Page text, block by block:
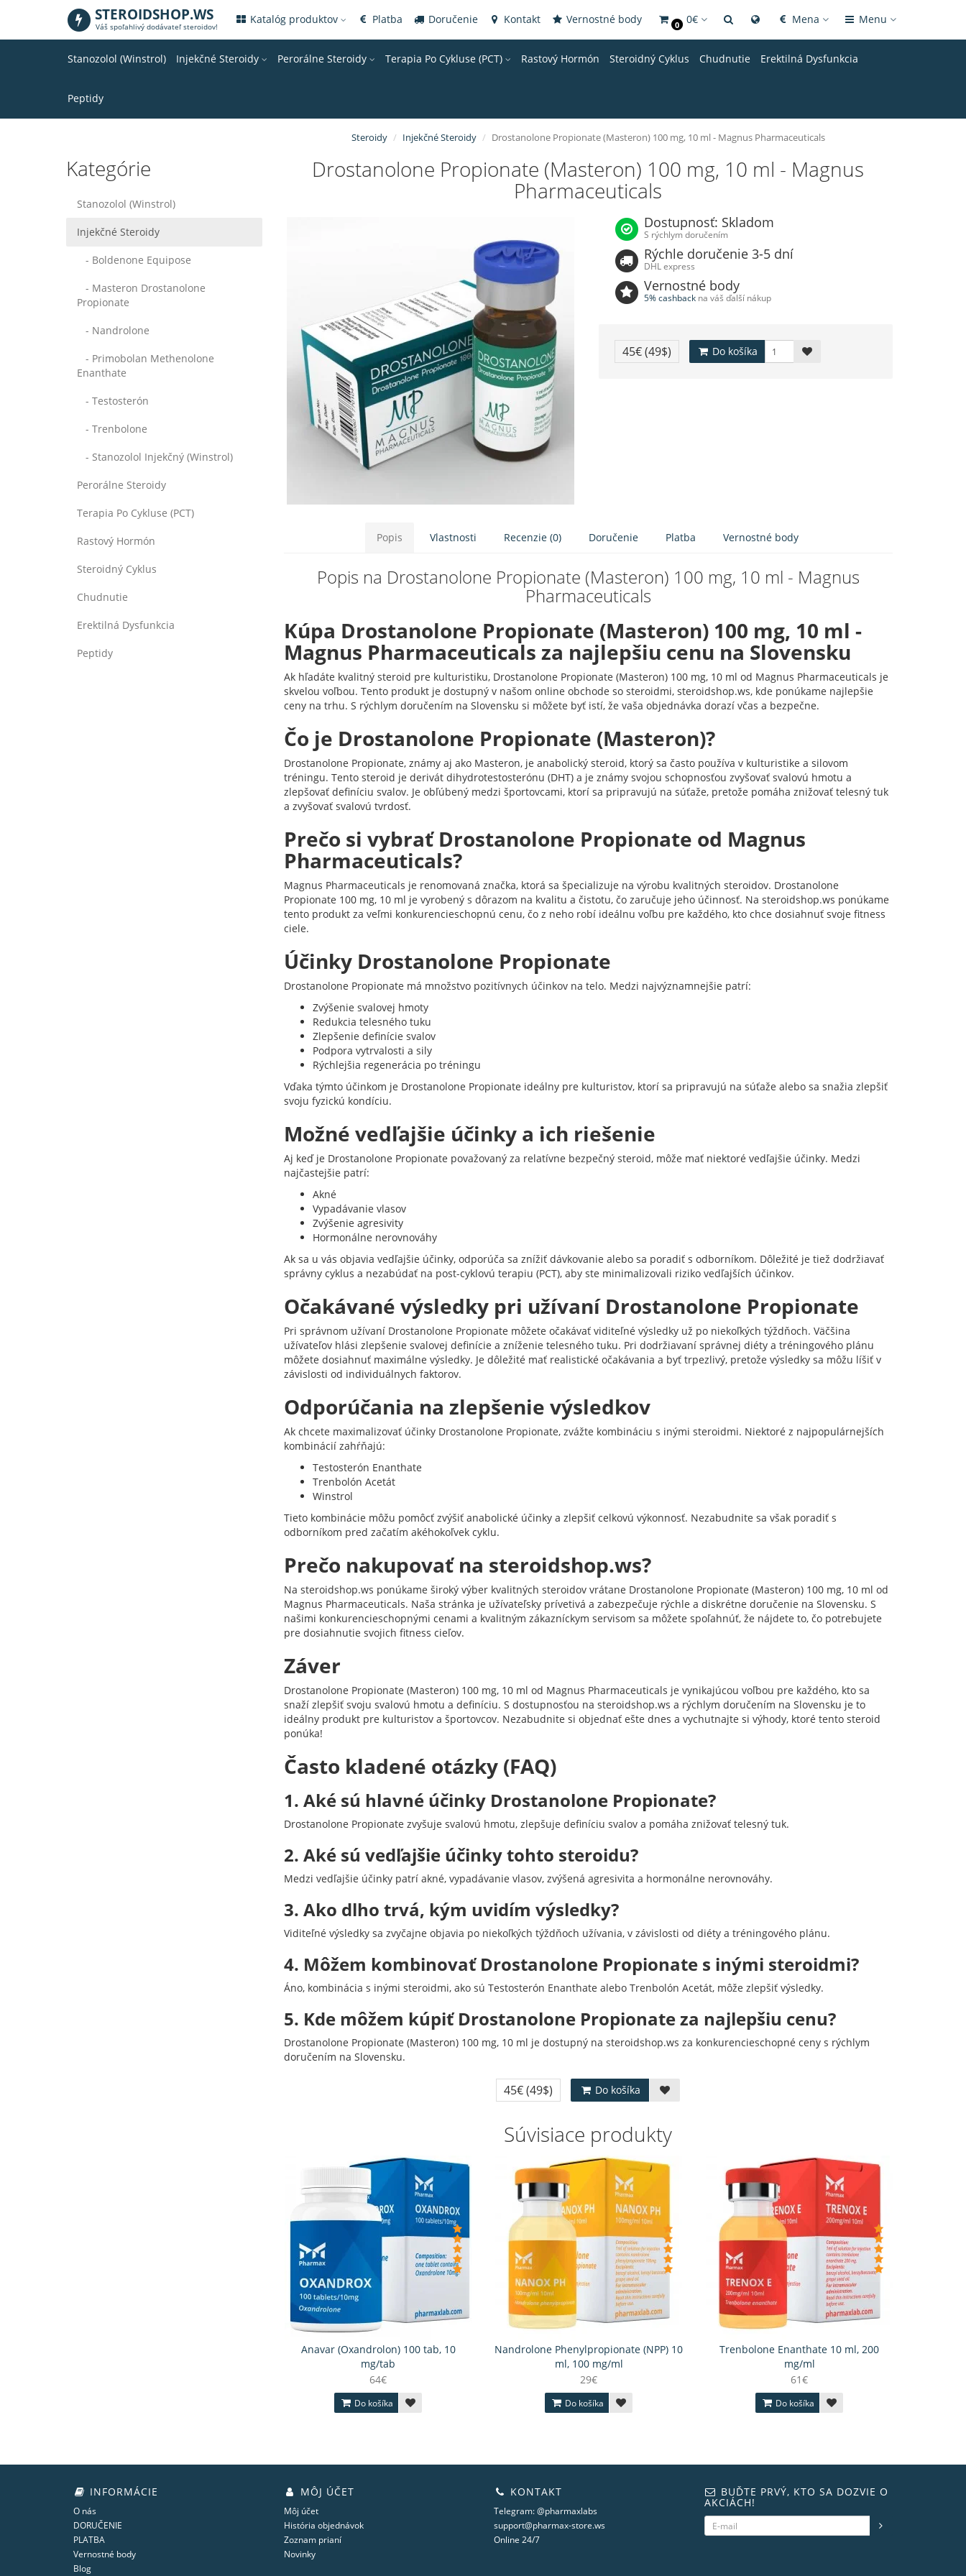
STEROIDSHOP.WS
Váš spoľahlivý dodávateľ steroidov!
Katalóg produktov Platba Doručenie Kontakt Vernostné body 0 0€ Mena Menu
Stanozolol (Winstrol) Injekčné Steroidy Perorálne Steroidy Terapia Po Cykluse (PCT) Rastový Hormón Steroidný Cyklus Chudnutie Erektilná Dysfunkcia
Peptidy
Kategórie
Stanozolol (Winstrol)
Injekčné Steroidy
- Boldenone Equipose
- Masteron Drostanolone
Propionate
- Nandrolone
- Primobolan Methenolone
Enanthate
- Testosterón
- Trenbolone
- Stanozolol Injekčný (Winstrol)
Perorálne Steroidy
Terapia Po Cykluse (PCT)
Rastový Hormón
Steroidný Cyklus
Chudnutie
Erektilná Dysfunkcia
Peptidy
Steroidy Injekčné Steroidy Drostanolone Propionate (Masteron) 100 mg, 10 ml - Magnus Pharmaceuticals
Drostanolone Propionate (Masteron) 100 mg, 10 ml - Magnus
Pharmaceuticals
Dostupnosť: Skladom
S rýchlym doručením
Rýchle doručenie 3-5 dní
DHL express
Vernostné body
5% cashbackna váš ďalší nákup
45€(49$) Do košíka
Popis Vlastnosti Recenzie (0) Doručenie Platba Vernostné body
Popis na Drostanolone Propionate (Masteron) 100 mg, 10 ml - Magnus
Pharmaceuticals
Kúpa Drostanolone Propionate (Masteron) 100 mg, 10 ml -
Magnus Pharmaceuticals za najlepšiu cenu na Slovensku
Ak hľadáte kvalitný steroid pre kulturistiku, Drostanolone Propionate (Masteron) 100 mg, 10 ml od Magnus Pharmaceuticals je
skvelou voľbou. Tento produkt je dostupný v našom online obchode so steroidmi, steroidshop.ws, kde ponúkame najlepšie
ceny na trhu. S rýchlym doručením na Slovensku si môžete byť istí, že vaša objednávka dorazí včas a bezpečne.
Čo je Drostanolone Propionate (Masteron)?
Drostanolone Propionate, známy aj ako Masteron, je anabolický steroid, ktorý sa často používa v kulturistike a silovom
tréningu. Tento steroid je derivát dihydrotestosterónu (DHT) a je známy svojou schopnosťou zvyšovať svalovú hmotu a
zlepšovať definíciu svalov. Je obľúbený medzi športovcami, ktorí sa pripravujú na súťaže, pretože pomáha znižovať telesný tuk
a zvyšovať svalovú tvrdosť.
Prečo si vybrať Drostanolone Propionate od Magnus
Pharmaceuticals?
Magnus Pharmaceuticals je renomovaná značka, ktorá sa špecializuje na výrobu kvalitných steroidov. Drostanolone
Propionate 100 mg, 10 ml je vyrobený s dôrazom na kvalitu a čistotu, čo zaručuje jeho účinnosť. Na steroidshop.ws ponúkame
tento produkt za veľmi konkurencieschopnú cenu, čo z neho robí ideálnu voľbu pre každého, kto chce dosiahnuť svoje fitness
ciele.
Účinky Drostanolone Propionate
Drostanolone Propionate má množstvo pozitívnych účinkov na telo. Medzi najvýznamnejšie patrí:
Zvýšenie svalovej hmoty
Redukcia telesného tuku
Zlepšenie definície svalov
Podpora vytrvalosti a sily
Rýchlejšia regenerácia po tréningu
Vďaka týmto účinkom je Drostanolone Propionate ideálny pre kulturistov, ktorí sa pripravujú na súťaže alebo sa snažia zlepšiť
svoju fyzickú kondíciu.
Možné vedľajšie účinky a ich riešenie
Aj keď je Drostanolone Propionate považovaný za relatívne bezpečný steroid, môže mať niektoré vedľajšie účinky. Medzi
najčastejšie patrí:
Akné
Vypadávanie vlasov
Zvýšenie agresivity
Hormonálne nerovnováhy
Ak sa u vás objavia vedľajšie účinky, odporúča sa znížiť dávkovanie alebo sa poradiť s odborníkom. Dôležité je tiež dodržiavať
správny cyklus a nezabúdať na post-cyklovú terapiu (PCT), aby ste minimalizovali riziko vedľajších účinkov.
Očakávané výsledky pri užívaní Drostanolone Propionate
Pri správnom užívaní Drostanolone Propionate môžete očakávať viditeľné výsledky už po niekoľkých týždňoch. Väčšina
užívateľov hlási zlepšenie svalovej definície a zníženie telesného tuku. Pri dodržiavaní správnej diéty a tréningového plánu
môžete dosiahnuť maximálne výsledky. Je dôležité mať realistické očakávania a byť trpezlivý, pretože výsledky sa môžu líšiť v
závislosti od individuálnych faktorov.
Odporúčania na zlepšenie výsledkov
Ak chcete maximalizovať účinky Drostanolone Propionate, zvážte kombináciu s inými steroidmi. Niektoré z najpopulárnejších
kombinácií zahŕňajú:
Testosterón Enanthate
Trenbolón Acetát
Winstrol
Tieto kombinácie môžu pomôcť zvýšiť anabolické účinky a zlepšiť celkovú výkonnosť. Nezabudnite sa však poradiť s
odborníkom pred začatím akéhokoľvek cyklu.
Prečo nakupovať na steroidshop.ws?
Na steroidshop.ws ponúkame široký výber kvalitných steroidov vrátane Drostanolone Propionate (Masteron) 100 mg, 10 ml od
Magnus Pharmaceuticals. Naša stránka je užívateľsky prívetivá a zabezpečuje rýchle a diskrétne doručenie na Slovensku. S
našimi konkurencieschopnými cenami a kvalitným zákazníckym servisom sa môžete spoľahnúť, že nájdete to, čo potrebujete
pre dosiahnutie svojich fitness cieľov.
Záver
Drostanolone Propionate (Masteron) 100 mg, 10 ml od Magnus Pharmaceuticals je vynikajúcou voľbou pre každého, kto sa
snaží zlepšiť svoju svalovú hmotu a definíciu. S dostupnosťou na steroidshop.ws a rýchlym doručením na Slovensku je to
ideálny produkt pre kulturistov a športovcov. Nezabudnite si objednať ešte dnes a vychutnajte si výhody, ktoré tento steroid
ponúka!
Často kladené otázky (FAQ)
1. Aké sú hlavné účinky Drostanolone Propionate?
Drostanolone Propionate zvyšuje svalovú hmotu, zlepšuje definíciu svalov a pomáha znižovať telesný tuk.
2. Aké sú vedľajšie účinky tohto steroidu?
Medzi vedľajšie účinky patrí akné, vypadávanie vlasov, zvýšená agresivita a hormonálne nerovnováhy.
3. Ako dlho trvá, kým uvidím výsledky?
Viditeľné výsledky sa zvyčajne objavia po niekoľkých týždňoch užívania, v závislosti od diéty a tréningového plánu.
4. Môžem kombinovať Drostanolone Propionate s inými steroidmi?
Áno, kombinácia s inými steroidmi, ako sú Testosterón Enanthate alebo Trenbolón Acetát, môže zlepšiť výsledky.
5. Kde môžem kúpiť Drostanolone Propionate za najlepšiu cenu?
Drostanolone Propionate (Masteron) 100 mg, 10 ml je dostupný na steroidshop.ws za konkurencieschopné ceny s rýchlym
doručením na Slovensku.
45€(49$) Do košíka
Súvisiace produkty
Anavar (Oxandrolon) 100 tab, 10
mg/tab
64€
Do košíka
Nandrolone Phenylpropionate (NPP) 10
ml, 100 mg/ml
29€
Do košíka
Trenbolone Enanthate 10 ml, 200
mg/ml
61€
Do košíka
INFORMÁCIE
O nás
DORUČENIE
PLATBA
Vernostné body
Blog
MÔJ ÚČET
Môj účet
História objednávok
Zoznam prianí
Novinky
KONTAKT
Telegram: @pharmaxlabs
support@pharmax-store.ws
Online 24/7
BUĎTE PRVÝ, KTO SA DOZVIE O
AKCIÁCH!